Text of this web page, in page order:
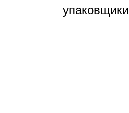
упаковщики